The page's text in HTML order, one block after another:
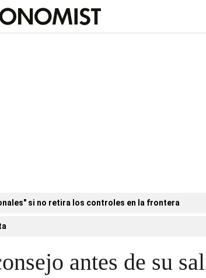
si no retira los controles en la frontera
antes de su